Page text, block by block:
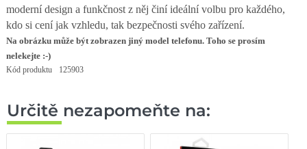
moderní design a funkčnost z něj činí ideální volbu pro každého,
kdo si cení jak vzhledu, tak bezpečnosti svého zařízení.
Na obrázku může být zobrazen jiný model telefonu. Toho se prosím
nelekejte :-)
Kód produktu 125903
Určitě nezapomeňte na: